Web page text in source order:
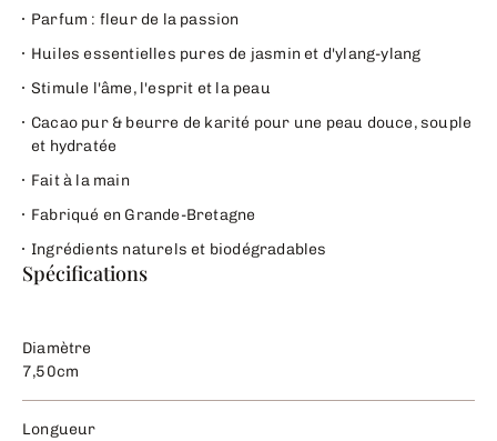
Parfum : fleur de la passion
Huiles essentielles pures de jasmin et d'ylang-ylang
Stimule l'âme, l'esprit et la peau
Cacao pur & beurre de karité pour une peau douce, souple
et hydratée
Fait à la main
Fabriqué en Grande-Bretagne
Ingrédients naturels et biodégradables
Spécifications
Diamètre
7,50cm
Longueur